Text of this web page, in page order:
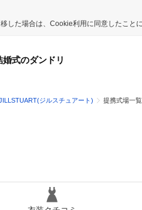
した場合は、Cookie利用に同意したことに
婚式のダンドリ
ジルスチュアート) 提携式場一覧